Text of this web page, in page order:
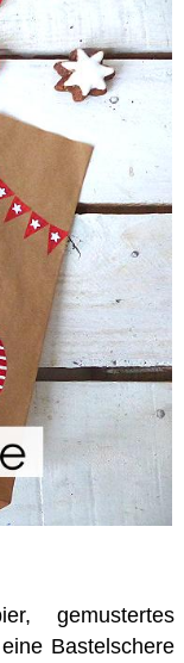
gemustertes
Bastelschere